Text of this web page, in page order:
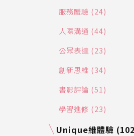
服務體驗 (24)
人際溝通 (44)
公眾表達 (23)
創新思維 (34)
書影評論 (51)
學習進修 (23)
Unique維體驗